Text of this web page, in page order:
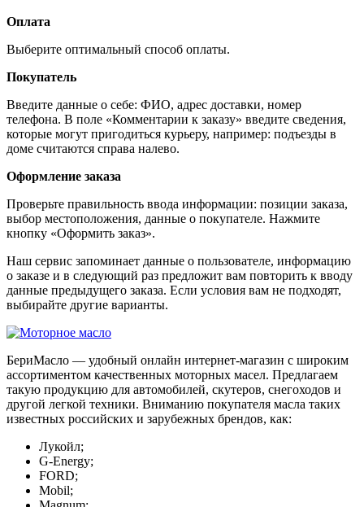
Оплата
Выберите оптимальный способ оплаты.
Покупатель
Введите данные о себе: ФИО, адрес доставки, номер
телефона. В поле «Комментарии к заказу» введите сведения,
которые могут пригодиться курьеру, например: подъезды в
доме считаются справа налево.
Оформление заказа
Проверьте правильность ввода информации: позиции заказа,
выбор местоположения, данные о покупателе. Нажмите
кнопку «Оформить заказ».
Наш сервис запоминает данные о пользователе, информацию
о заказе и в следующий раз предложит вам повторить к вводу
данные предыдущего заказа. Если условия вам не подходят,
выбирайте другие варианты.
БериМасло — удобный онлайн интернет-магазин с широким
ассортиментом качественных моторных масел. Предлагаем
такую продукцию для автомобилей, скутеров, снегоходов и
другой легкой техники. Вниманию покупателя масла таких
известных российских и зарубежных брендов, как:
Лукойл;
G-Energy;
FORD;
Mobil;